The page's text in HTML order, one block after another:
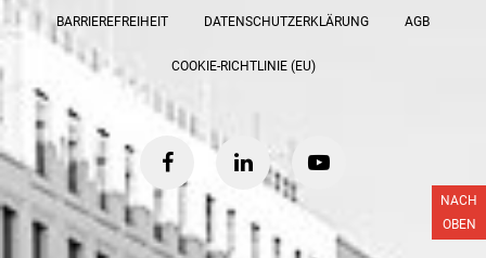
BARRIEREFREIHEIT DATENSCHUTZERKLÄRUNG AGB
COOKIE-RICHTLINIE (EU)
facebooklinkedin youtube
NACH
OBEN